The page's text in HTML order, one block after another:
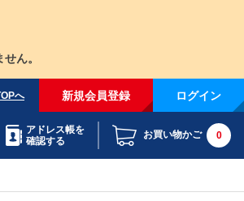
ん。
へ 新規会員登録 ログイン
アドレス帳を
確認する
お買い物かご 0